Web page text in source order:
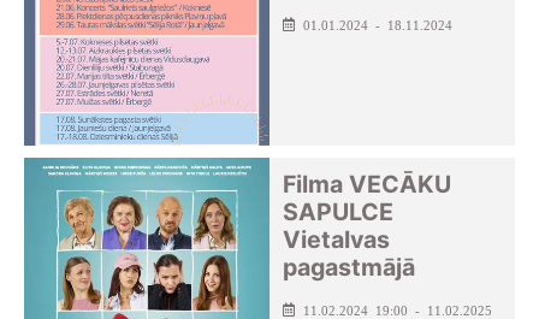
01.01.2024 - 18.11.2024
Filma VECĀKU
SAPULCE
Vietalvas
pagastmājā
11.02.2024 19:00 - 11.02.2025